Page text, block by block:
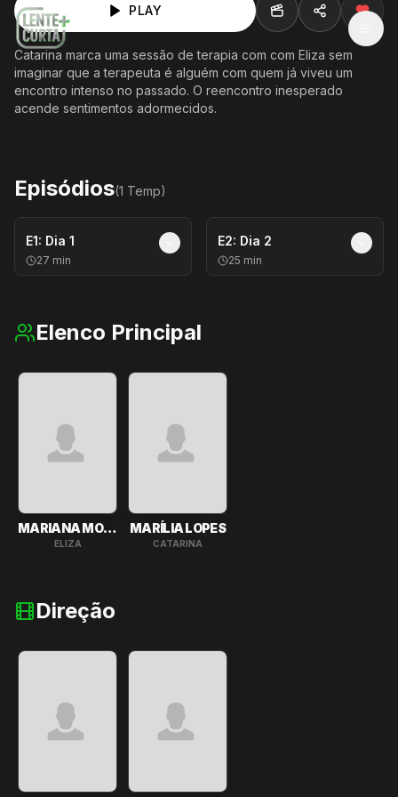
PLAY
Catarina marca uma sessão de terapia com com Eliza sem
imaginar que a terapeuta é alguém com quem já viveu um
encontro intenso no passado. O reencontro inesperado
acende sentimentos adormecidos.
Episódios(1 Temp)
E1: Dia 1
27 min
E2: Dia 2
25 min
Elenco Principal
MARIANA MOLINA
ELIZA
MARÍLIA LOPES
CATARINA
Direção